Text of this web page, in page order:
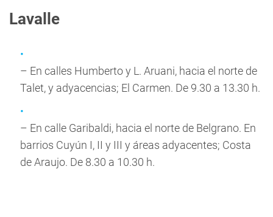
Lavalle
– En calles Humberto y L. Aruani, hacia el norte de
Talet, y adyacencias; El Carmen. De 9.30 a 13.30 h.
– En calle Garibaldi, hacia el norte de Belgrano. En
barrios Cuyún I, II y III y áreas adyacentes; Costa
de Araujo. De 8.30 a 10.30 h.